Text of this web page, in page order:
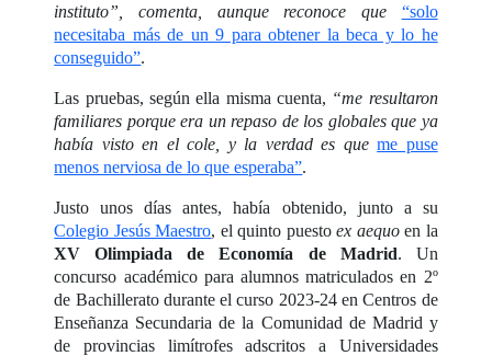
instituto”, comenta, aunque reconoce que “solo
necesitaba más de un 9 para obtener la beca y lo he
conseguido”.
Las pruebas, según ella misma cuenta, “me resultaron
familiares porque era un repaso de los globales que ya
había visto en el cole, y la verdad es queme puse
menos nerviosa de lo que esperaba”.
Justo unos días antes, había obtenido, junto a su
Colegio Jesús Maestro, el quinto puestoex aequoen la
XV Olimpiada de Economía de Madrid. Un
concurso académico para alumnos matriculados en 2º
de Bachillerato durante el curso 2023-24 en Centros de
Enseñanza Secundaria de la Comunidad de Madrid y
de provincias limítrofes adscritos a Universidades